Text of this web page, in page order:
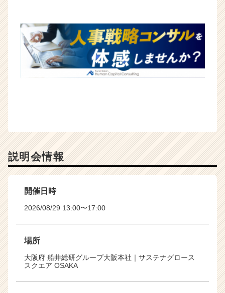
e
r）
説明会情報
開催日時
2026/08/29 13:00〜17:00
場所
大阪府 船井総研グループ大阪本社｜サステナグロース
スクエア OSAKA